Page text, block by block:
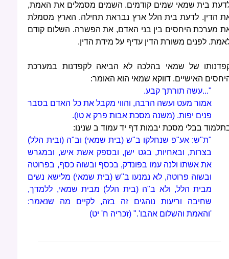
בית שמאי שמים קודמים. השמים מסמלים את האמת,
הדין. לדעת בית הלל ארץ נבראת תחילה. הארץ מסמלת
מערכת היחסים בין בני האדם, את הפשרה. השלום קודם
לפנים משורת הדין עדיף על מידת הדין.
של שמאי בהלכה לא הביאה לקפדנות במערכת
האישיים. דווקא שמאי הוא האומר:
"...עשה תורתך קבע.
אמור מעט ועשה הרבה, והווי מקבל את כל האדם בסבר
פנים יפות. (משנה מסכת אבות פרק א טו).
בבלי מסכת יבמות דף יד עמוד ב שנינו:
"ת"ש: אע"פ שנחלקו ב"ש (בית שמאי) וב"ה (ובית הלל)
בצרות, ובאחיות, בגט ישן, ובספק אשת איש, ובמגרש
את אשתו ולנה עמו בפונדק, בכסף ובשוה כסף, בפרוטה
ובשוה פרוטה, לא נמנעו ב"ש (בית שמאי) מלישא נשים
מבית הלל, ולא ב"ה (בית הלל) מבית שמאי, ללמדך,
שחיבה וריעות נוהגים זה בזה, לקיים מה שנאמר:
'והאמת והשלום אהבו'." (זכריה ח' יט)